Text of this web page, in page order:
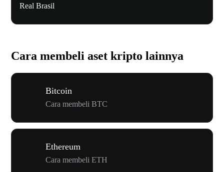
Real Brasil
Cara membeli aset kripto lainnya
Bitcoin
Cara membeli BTC
Ethereum
Cara membeli ETH